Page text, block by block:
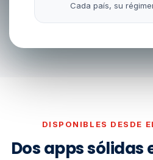
Cada país, su
DISPONIBLES DESDE
Dos apps